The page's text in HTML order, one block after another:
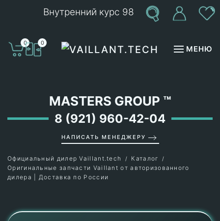
Внутренний курс 98
0 0
МЕНЮ
MASTERS GROUP ™
8 (921) 960-42-04
НАПИСАТЬ МЕНЕДЖЕРУ
Официальный дилер Vaillant.tech
Каталог
Оригинальные запчасти Vaillant от авторизованного
дилера | Доставка по России